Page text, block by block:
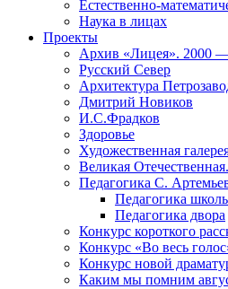
Естественно-
Наука в лицах
Проекты
Архив «Лицея». 2000
Русский Север
Архитектура
Дмитрий Новиков
И.С.Фрадков
Здоровье
Художественная
Великая
Педагогика С.
Педагогика
Педагогика двора
Конкурс короткого
Конкурс «Во весь
Конкурс новой
Каким мы помним